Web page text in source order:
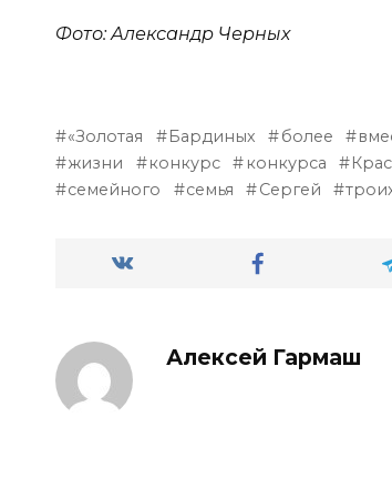
Фото: Александр Черных
«Золотая Бардиных более
жизни
конкурс конкурса
семейного
семья Сергей
Алексей Гармаш